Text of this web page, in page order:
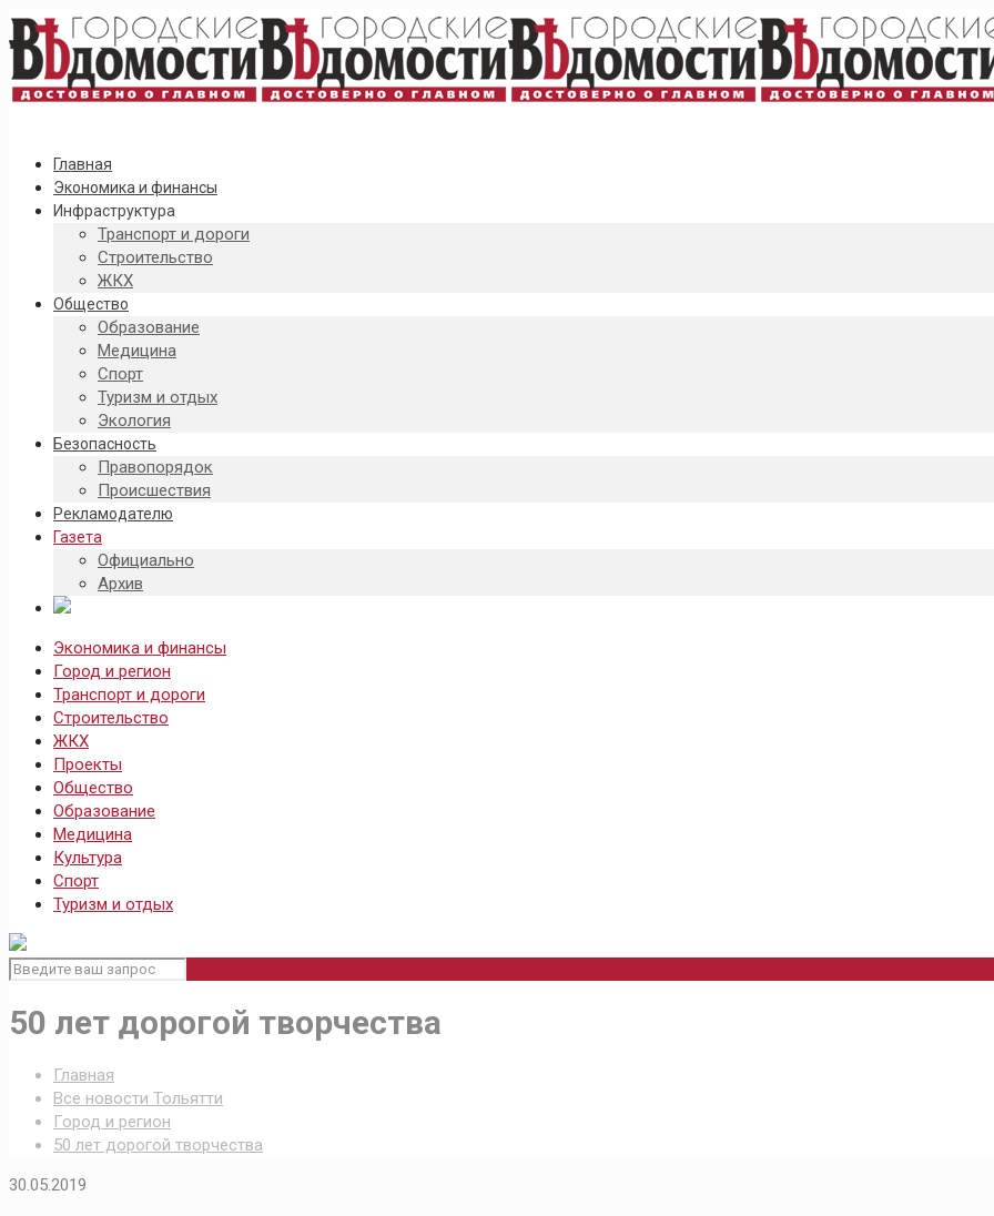
Главная
Экономика и финансы
Инфраструктура
Транспорт и дороги
Строительство
ЖКХ
Общество
Образование
Медицина
Спорт
Туризм и отдых
Экология
Безопасность
Правопорядок
Происшествия
Рекламодателю
Газета
Официально
Архив
Экономика и финансы
Город и регион
Транспорт и дороги
Строительство
ЖКХ
Проекты
Общество
Образование
Медицина
Культура
Спорт
Туризм и отдых
50 лет дорогой творчества
Главная
Все новости Тольятти
Город и регион
50 лет дорогой творчества
30.05.2019